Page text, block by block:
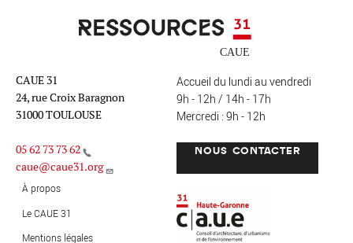
Ressources 31
CAUE 31
24, rue Croix Baragnon
31000 TOULOUSE
05 62 73 73 62
caue@caue31.org
Accueil du lundi au vendredi
9h - 12h / 14h - 17h
Mercredi : 9h - 12h
NOUS CONTACTER
À propos
Le CAUE 31
Mentions légales